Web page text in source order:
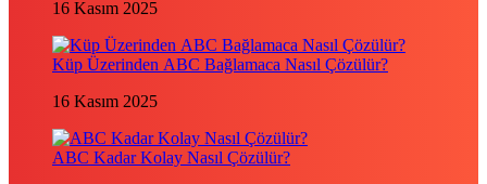
16 Kasım 2025
Küp Üzerinden ABC Bağlamaca Nasıl Çözülür?
16 Kasım 2025
ABC Kadar Kolay Nasıl Çözülür?